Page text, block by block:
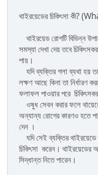
থাইরয়েডের চিকিৎসা
থাইরয়েড রোগটি বিভিন্ন
সমস্যা দেখা দেয় তবে
পায়।
যদি ব্যক্তির গলা ব্যথা হয়
লক্ষণ আছে কিনা তা নির্ধারণ
ফলাফল পাওয়ার পরে
ওষুধ সেবন করার ফলে
অন্যান্য রোগের কারণও হতে
দেন ।
যদি সেই ব্যক্তির থাইরয়েডে
চিকিৎসা করেন। থাইরয়েডের
সিদ্ধান্ত নিতে পারেন।